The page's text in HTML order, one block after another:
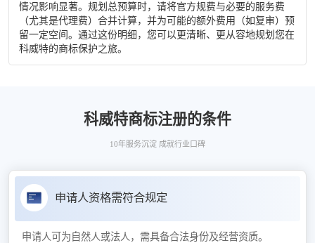
情况影响显著。规划总预算时，请将官方规费与必要的服务费
（尤其是代理费）合并计算，并为可能的额外费用（如复审）预
留一定空间。通过这份明细，您可以更清晰、更从容地规划您在
科威特的商标保护之旅。
科威特商标注册的条件
10年服务沉淀 成就行业口碑
申请人资格需符合规定
申请人可为自然人或法人，需具备合法身份及经营资质。